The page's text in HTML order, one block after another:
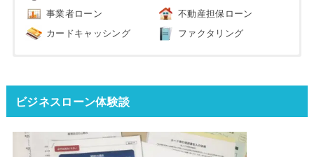
事業者ローン 不動産担保ローン
カードキャッシング ファクタリング
ビジネスローン体験談